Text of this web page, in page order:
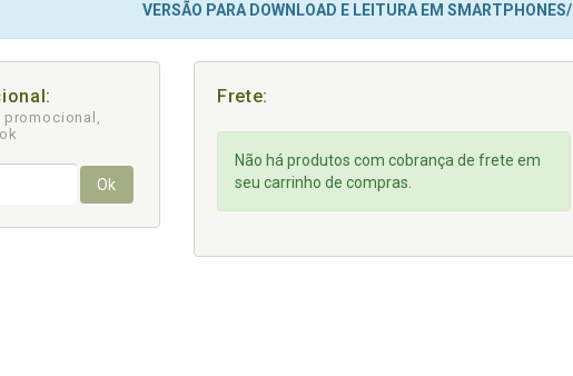
VERSÃO PARA DOWNLOAD E LEITURA EM
Ok
Frete:
Não há produtos com cobrança de frete em
seu carrinho de compras.